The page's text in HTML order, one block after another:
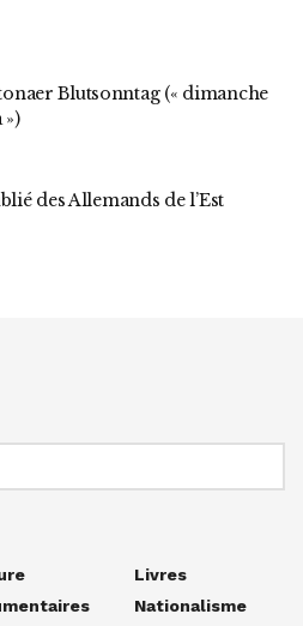
Blutsonntag (« dimanche
des Allemands de l’Est
Livres
Nationalisme